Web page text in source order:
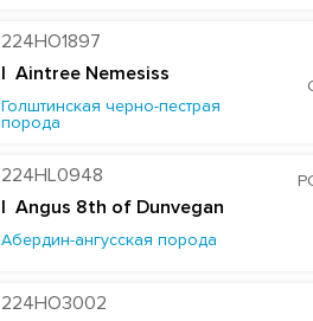
224HO1897
Aintree Nemesiss
Голштинская черно-пестрая
порода
224HL0948
| Angus 8th of Dunvegan
Абердин-ангусская порода
224HO3002